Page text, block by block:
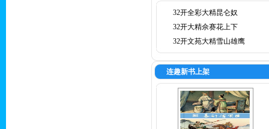
32开全彩大精昆仑奴
32开大精佘赛花上下
32开文苑大精雪山雄鹰
连趣新书上架